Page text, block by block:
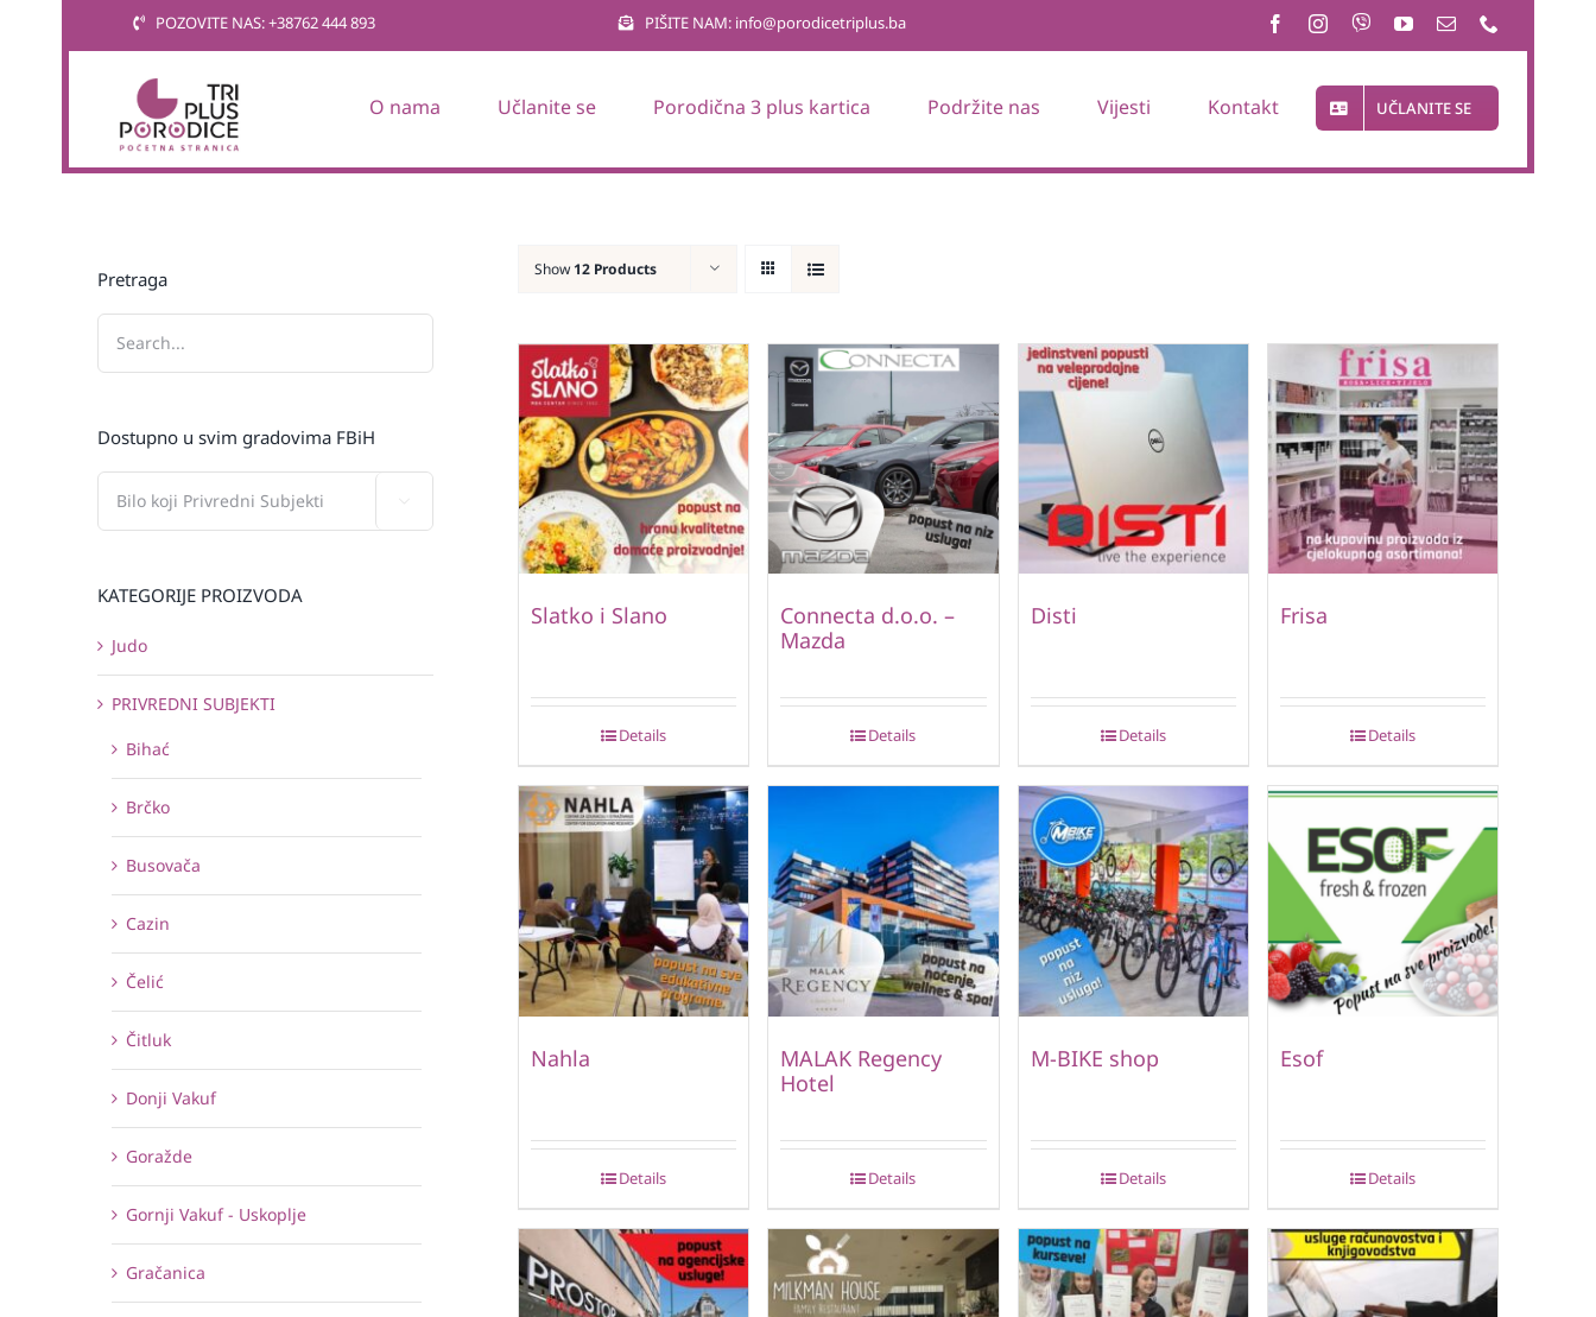
POZOVITE NAS: +38762 444 893 PIŠITE NAM: info@porodicetriplus.ba
O nama Učlanite se Porodična 3 plus kartica Podržite nas Vijesti Kontakt UČLANITE SE
Show 12 Products
Slatko i Slano
Details
Connecta d.o.o. –
Mazda
Details
Disti
Details
Frisa
Details
Nahla
Details
MALAK Regency
Hotel
Details
M-BIKE shop
Details
Esof
Details
Pretraga
Dostupno u svim gradovima FBiH
KATEGORIJE PROIZVODA
Judo
PRIVREDNI SUBJEKTI
Bihać
Brčko
Busovača
Cazin
Čelić
Čitluk
Donji Vakuf
Goražde
Gornji Vakuf - Uskoplje
Gračanica